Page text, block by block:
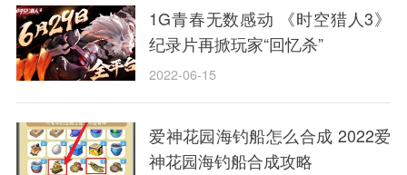
1G青春无数感动 《时空猎人3》
纪录片再掀玩家“回忆杀”
2022-06-15
爱神花园海钓船怎么合成 2022爱
神花园海钓船合成攻略